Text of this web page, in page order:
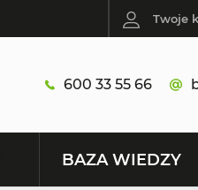
Twoje
600 33 55 66
BAZA WIEDZY